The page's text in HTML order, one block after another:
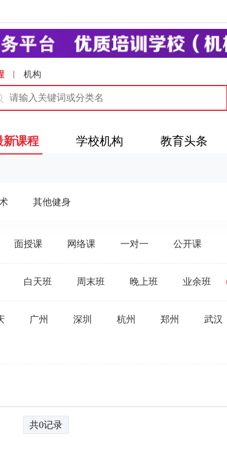
| 机构
新课程 学校机构 教育头条
其他健身
面授课 网络课 一对一 公开课
白天班 周末班 晚上班 业余班
广州 深圳 杭州 郑州 武汉
共0记录